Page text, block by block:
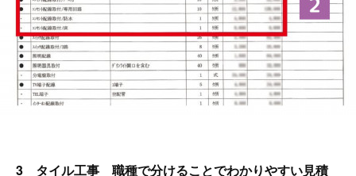
3 タイル工事 職種で分けることでわかりやすい見積